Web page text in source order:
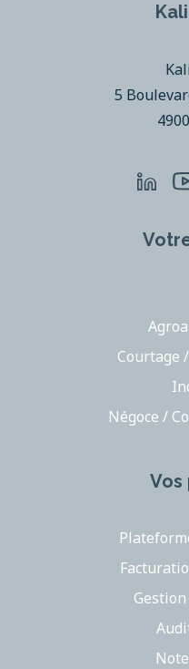
5
Courtage
Négoce /
Vos